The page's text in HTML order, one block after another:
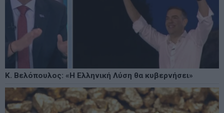
Κ. Βελόπουλος: «Η Ελληνική Λύση θα κυβερνήσει»